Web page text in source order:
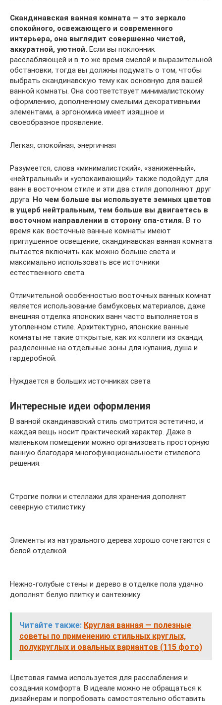
Скандинавская ванная комната — это зеркало
спокойного, освежающего и современного
интерьера, она выглядит совершенно чистой,
аккуратной, уютной. Если вы поклонник
расслабляющей и в то же время смелой и выразительной
обстановки, тогда вы должны подумать о том, чтобы
выбрать скандинавскую тему как основную для вашей
ванной комнаты. Она соответствует минималистскому
оформлению, дополненному смелыми декоративными
элементами, а эргономика имеет изящное и
своеобразное проявление.
Легкая, спокойная, энергичная
Разумеется, слова «минималистский», «заниженный»,
«нейтральный» и «успокаивающий» также подойдут для
ванн в восточном стиле и эти два стиля дополняют друг
друга. Но чем больше вы используете земных цветов
в ущерб нейтральным, тем больше вы двигаетесь в
восточном направлении в сторону спа-стиля. В то
время как восточные ванные комнаты имеют
приглушенное освещение, скандинавская ванная комната
пытается включить как можно больше света и
максимально использовать все источники
естественного света.
Отличительной особенностью восточных ванных комнат
является использование бамбуковых материалов, даже
внешняя отделка японских ванн часто выполняется в
утопленном стиле. Архитектурно, японские ванные
комнаты не такие открытые, как их коллеги из сканди,
разделенные на отдельные зоны для купания, душа и
гардеробной.
Нуждается в больших источниках света
Интересные идеи оформления
В ванной скандинавский стиль смотрится эстетично, и
каждая вещь носит практический характер. Даже в
маленьком помещении можно организовать просторную
ванную благодаря многофункциональности стилевого
решения.
Строгие полки и стеллажи для хранения дополнят
северную стилистику
Элементы из натурального дерева хорошо сочетаются с
белой отделкой
Нежно-голубые стены и дерево в отделке пола удачно
дополнят белую плитку и сантехнику
Читайте также: Круглая ванная — полезные
советы по применению стильных круглых,
полукруглых и овальных вариантов (115 фото)
Цветовая гамма используется для расслабления и
создания комфорта. В идеале можно не обращаться к
дизайнерам и попробовать самостоятельно обставить